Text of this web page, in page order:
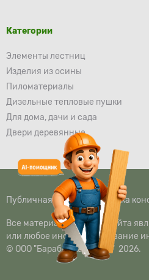
Категории
Элементы лестниц
Изделия из осины
Пиломатериалы
Дизельные тепловые пушки
Для дома, дачи и сада
Двери деревянные
Публичная оферта |Политика
Все материалы данного сайта
или любое иное использование
© ООО "Барабашка-Строй" 2026.